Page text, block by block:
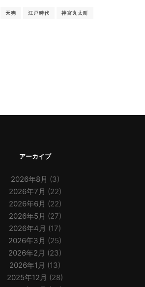
天狗 江戸時代 神宮丸太町
アーカイブ
2026年8月 (3)
2026年7月 (22)
2026年6月 (22)
2026年5月 (27)
2026年4月 (17)
2026年3月 (25)
2026年2月 (23)
2026年1月 (13)
2025年12月 (28)